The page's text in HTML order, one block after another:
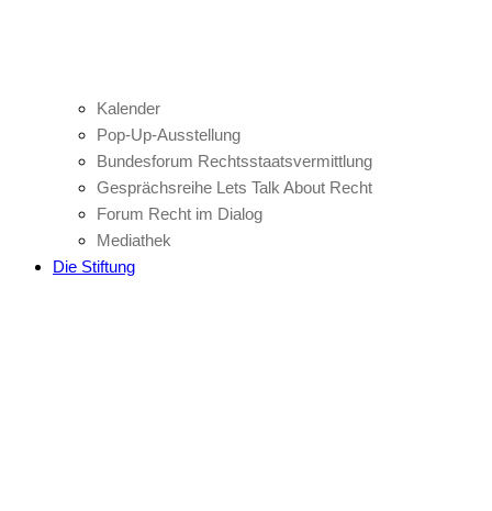
Kalender
Pop-Up-Ausstellung
Bundesforum Rechtsstaatsvermittlung
Gesprächsreihe Lets Talk About Recht
Forum Recht im Dialog
Mediathek
Die Stiftung